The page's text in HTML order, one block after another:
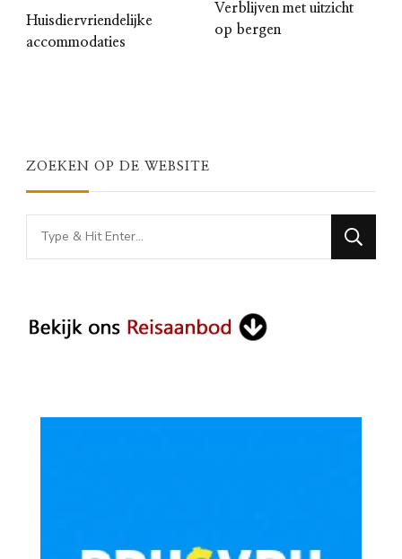
Huisdiervriendelijke
accommodaties
Verblijven met uitzicht
op bergen
ZOEKEN OP DE WEBSITE
Looking
for